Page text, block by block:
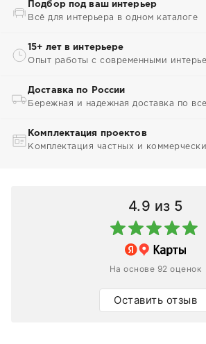
Подбор под ваш интерьер
Всё для интерьера в одном каталоге
15+ лет в интерьере
Опыт работы с современными
Доставка по России
Бережная и надежная доставка по
Комплектация проектов
Комплектация частных и
4.9 из 5
На основе 92 оценок
Оставить отзыв